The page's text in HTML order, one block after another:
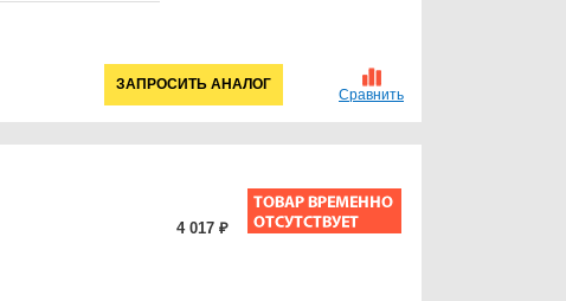
Сравнить
ЗАПРОСИТЬ АНАЛОГ
4 017 ₽